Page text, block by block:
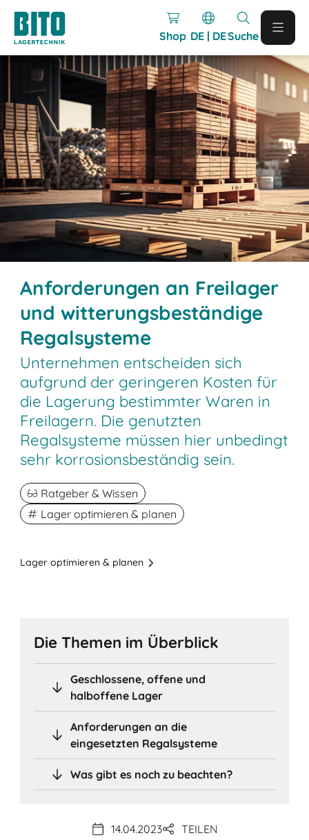
Shop DE | DESuche
Anforderungen an Freilager
und witterungsbeständige
Regalsysteme
Unternehmen entscheiden sich
aufgrund der geringeren Kosten für
die Lagerung bestimmter Waren in
Freilagern. Die genutzten
Regalsysteme müssen hier unbedingt
sehr korrosionsbeständig sein.
Ratgeber & Wissen
Lager optimieren & planen
Lager optimieren & planen
Die Themen im Überblick
Geschlossene, offene und
halboffene Lager
Anforderungen an die
eingesetzten Regalsysteme
Was gibt es noch zu beachten?
14.04.2023 TEILEN